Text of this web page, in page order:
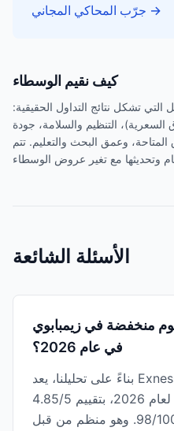
جرّب المحاكي المجاني →
كيف نقيم الوسطاء
تشكل نتائج التداول الحقيقية:
السعرية)، التنظيم والسلامة، جودة
وعمق البحث والتعليم. تتم
الأسئلة الشائعة
منخفضة في زيمبابوي
في عام 2026؟
بناءً على تحليلنا، يعد Exness أفضل وسيط رسوم
منخفضة تقييمًا في زيمبابوي لعام 2026، بتقييم 4.85/5
ودرجة ثقة 98/100. وهو منظم من قبل Globally